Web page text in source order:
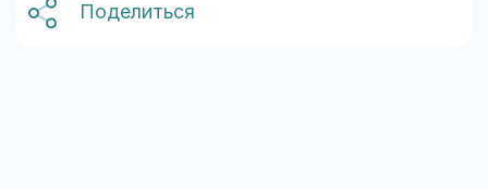
Поделиться